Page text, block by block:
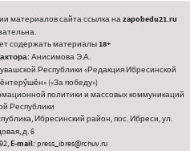
материалов сайта ссылка наzapobedu21.ru
содержать материалы18+
Анисимова Э.А.
Республики «Редакция Ибресинской
(«За победу»)
политики и массовых коммуникаций
Республики
Ибресинский район, пос. Ибреси, ул.
д. 6
E-mail:press_ibres@rchuv.ru